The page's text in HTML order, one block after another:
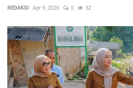
REDAKSI Apr 9, 2026 0 52